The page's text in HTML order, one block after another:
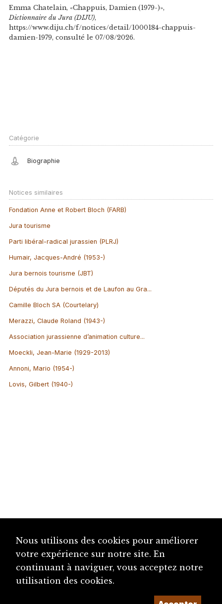
Emma Chatelain, «Chappuis, Damien (1979-)»,
Dictionnaire du Jura (DIJU),
https://www.diju.ch/f/notices/detail/1000184-chappuis-
damien-1979, consulté le 07/08/2026.
Catégorie
Biographie
Notices similaires
Fondation Anne et Robert Bloch (FARB)
Jura tourisme
Parti libéral-radical jurassien (PLRJ)
Humair, Jacques-André (1953-)
Jura bernois tourisme (JBT)
Députés du Jura bernois et de Laufon au Gra...
Camille Bloch SA (Courtelary)
Merazzi, Claude Roland (1943-)
Association jurassienne d’animation culture...
Moeckli, Jean-Marie (1929-2013)
Annoni, Mario (1954-)
Lovis, Gilbert (1940-)
Nous utilisons des cookies pour améliorer
votre expérience sur notre site. En
continuant à naviguer, vous acceptez notre
utilisation des cookies.